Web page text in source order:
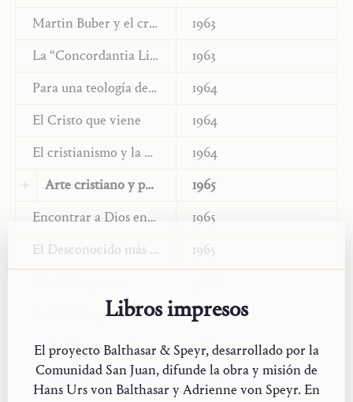
Martin Buber y el cristianismo
1963
La “Concordantia Libertatis” en san Anselmo
1963
Para una teología del estado consagrado
1964
El Cristo que viene
1964
El cristianismo y la apertura de la razón
1964
Arte cristiano y predicación
1965
Idioma original: Alemán
Traducción: Húngaro
Encontrar a Dios en el mundo actual
1965
El Desconocido más allá de la Palabra
1965
La Biblia hoy
1966
La vida monástica hoy
1966
Traducción: Italiano
El camino de acceso a la realidad de Dios
1967
Libros impresos
El proyecto Balthasar & Speyr, desarrollado por la
Comunidad San Juan, difunde la obra y misión de
Hans Urs von Balthasar y Adrienne von Speyr. En